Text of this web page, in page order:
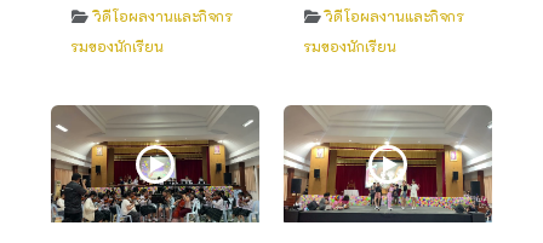
วิดีโอผลงานและกิจกร
รมของนักเรียน
วิดีโอผลงานและกิจกร
รมของนักเรียน